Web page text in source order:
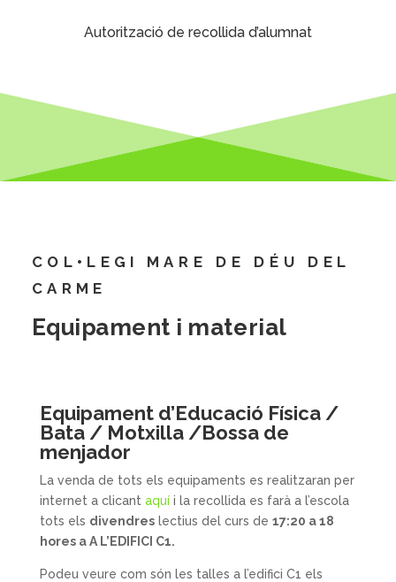
Autorització de recollida d’alumnat
COL•LEGI MARE DE DÉU DEL
CARME
Equipament i material
Equipament d’Educació Física /
Bata / Motxilla /Bossa de
menjador
La venda de tots els equipaments es realitzaran per
internet a clicant aquíi la recollida es farà a l’escola
tots els divendreslectius del curs de 17:20 a 18
hores a A L’EDIFICI C1.
Podeu veure com són les talles a l’edifici C1 els